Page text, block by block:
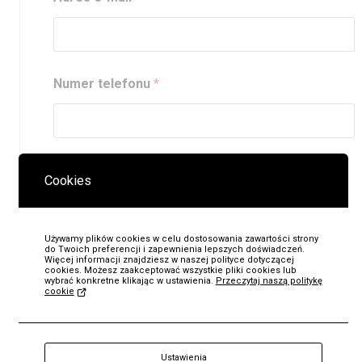
Numer telefonu *
Akceptacja (kopia)*
Przeczytałem i akceptujęoświadczenie
Organizator: Mt 5,14 | Muzeum Jana Pawła II i Prymasa
Cookies
Używamy plików cookies w celu dostosowania zawartości strony
do Twoich preferencji i zapewnienia lepszych doświadczeń.
Więcej informacji znajdziesz w naszej polityce dotyczącej
cookies. Możesz zaakceptować wszystkie pliki cookies lub
wybrać konkretne klikając w ustawienia. Przeczytaj naszą politykę
cookie
Ustawienia